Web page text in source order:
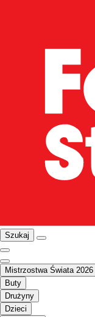
Szukaj
Mistrzostwa Świata 2026
Buty
Drużyny
Dzieci